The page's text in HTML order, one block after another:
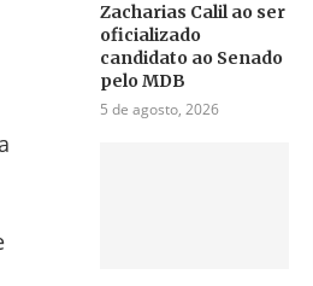
Zacharias Calil ao ser
oficializado
candidato ao Senado
pelo MDB
5 de agosto, 2026